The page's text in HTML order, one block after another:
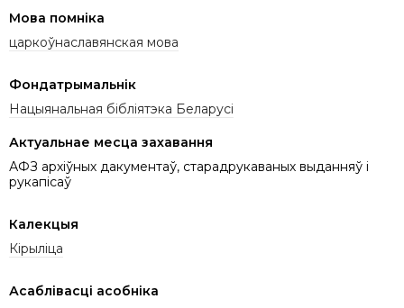
Мова помніка
царкоўнаславянская мова
Фондатрымальнік
Нацыянальная бібліятэка Беларусі
Актуальнае месца захавання
АФЗ архіўных дакументаў, старадрукаваных выданняў і
рукапісаў
Калекцыя
Кірыліца
Асаблівасці асобніка